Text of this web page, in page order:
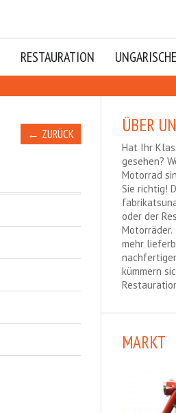
RESTAURATION
← ZURÜCK ÜBER
Hat Ihr
gesehen?
Motorrad
Sie richtig!
oder der
mehr
kümmern
MARKT